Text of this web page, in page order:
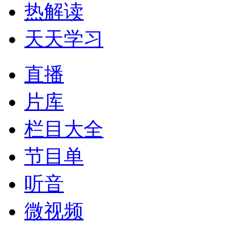
热解读
天天学习
直播
片库
栏目大全
节目单
听音
微视频